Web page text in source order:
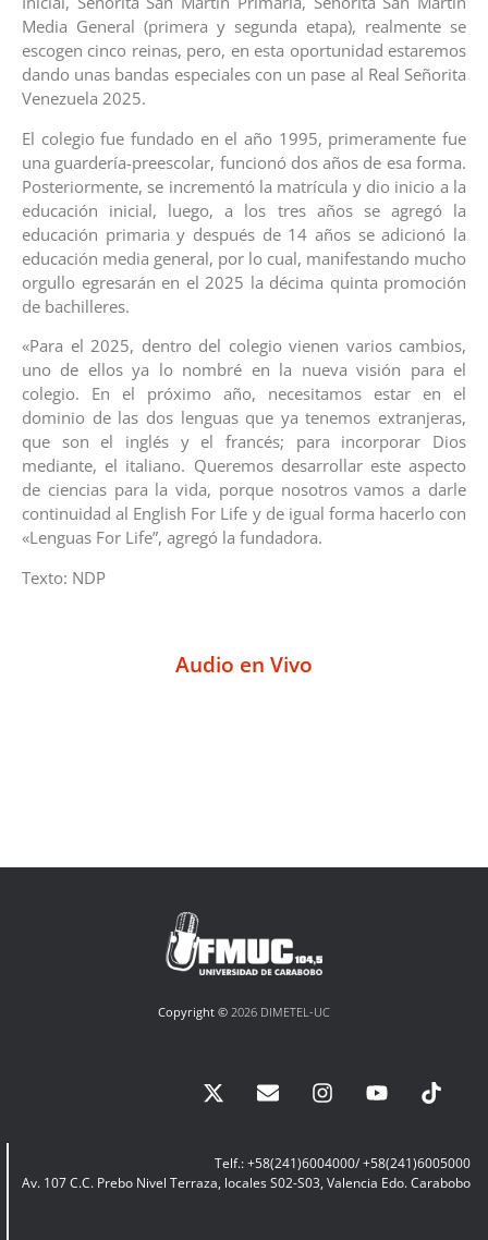
Media General (primera y segunda etapa), realmente se
escogen cinco reinas, pero, en esta oportunidad estaremos
dando unas bandas especiales con un pase al Real Señorita
Venezuela 2025.
El colegio fue fundado en el año 1995, primeramente fue
una guardería-preescolar, funcionó dos años de esa forma.
Posteriormente, se incrementó la matrícula y dio inicio a la
educación inicial, luego, a los tres años se agregó la
educación primaria y después de 14 años se adicionó la
educación media general, por lo cual, manifestando mucho
orgullo egresarán en el 2025 la décima quinta promoción
de bachilleres.
«Para el 2025, dentro del colegio vienen varios cambios,
uno de ellos ya lo nombré en la nueva visión para el
colegio. En el próximo año, necesitamos estar en el
dominio de las dos lenguas que ya tenemos extranjeras,
que son el inglés y el francés; para incorporar Dios
mediante, el italiano. Queremos desarrollar este aspecto
de ciencias para la vida, porque nosotros vamos a darle
continuidad al English For Life y de igual forma hacerlo con
«Lenguas For Life”, agregó la fundadora.
Texto: NDP
Audio en Vivo
Copyright © 2026 DIMETEL-UC
Telf.: +58(241)6004000/ +58(241)6005000
Av. 107 C.C. Prebo Nivel Terraza, locales S02-S03, Valencia Edo. Carabobo